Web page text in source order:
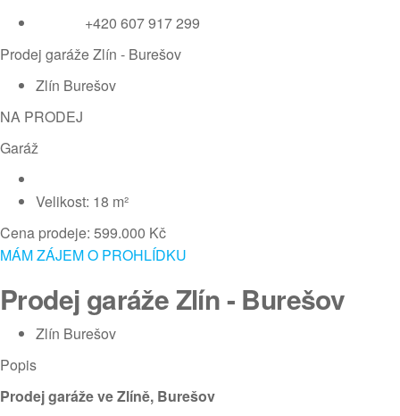
+420 607 917 299
Prodej garáže Zlín - Burešov
Zlín Burešov
NA PRODEJ
Garáž
Velikost: 18 m²
Cena prodeje: 599.000 Kč
MÁM ZÁJEM O PROHLÍDKU
Prodej garáže Zlín - Burešov
Zlín Burešov
Popis
Prodej garáže ve Zlíně, Burešov